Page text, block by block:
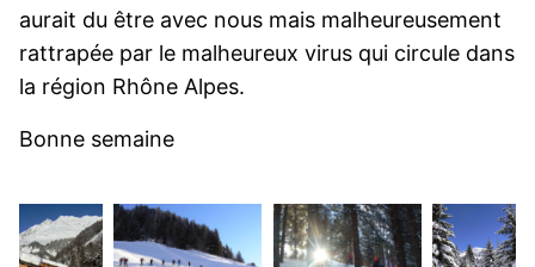
aurait du être avec nous mais malheureusement
rattrapée par le malheureux virus qui circule dans
la région Rhône Alpes.
Bonne semaine